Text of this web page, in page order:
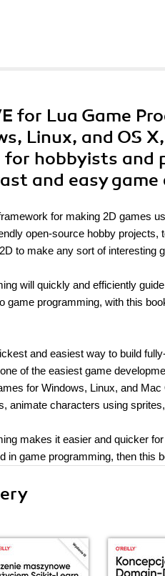
for Lua Game
Linux, and OS
hobbyists and
and easy
for making 2D games
open-source hobby
to make any sort of interesting
will quickly and efficiently
game programming, with this
and easiest way to build
of the easiest game
for Windows, Linux, and
animate characters using
makes it easier and quicker
in game programming, then this